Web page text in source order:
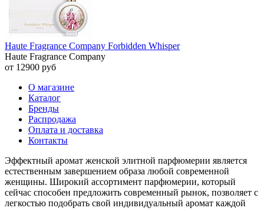
Haute Fragrance Company Forbidden Whisper
Haute Fragrance Company
от 12900 руб
О магазине
Каталог
Бренды
Распродажа
Оплата и доставка
Контакты
Эффектный аромат женской элитной парфюмерии является
естественным завершением образа любой современной
женщины. Широкий ассортимент парфюмерии, который
сейчас способен предложить современный рынок, позволяет с
легкостью подобрать свой индивидуальный аромат каждой